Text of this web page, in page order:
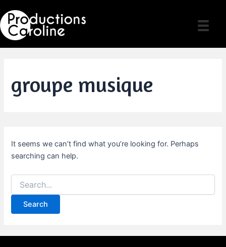
to
content
groupe musique
It seems we can’t find what you’re looking for. Perhaps
searching can help.
Search
for: